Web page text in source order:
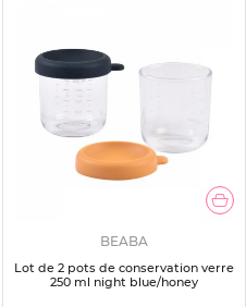
BEABA
Lot de 2 pots de conservation verre
250 ml night blue/honey